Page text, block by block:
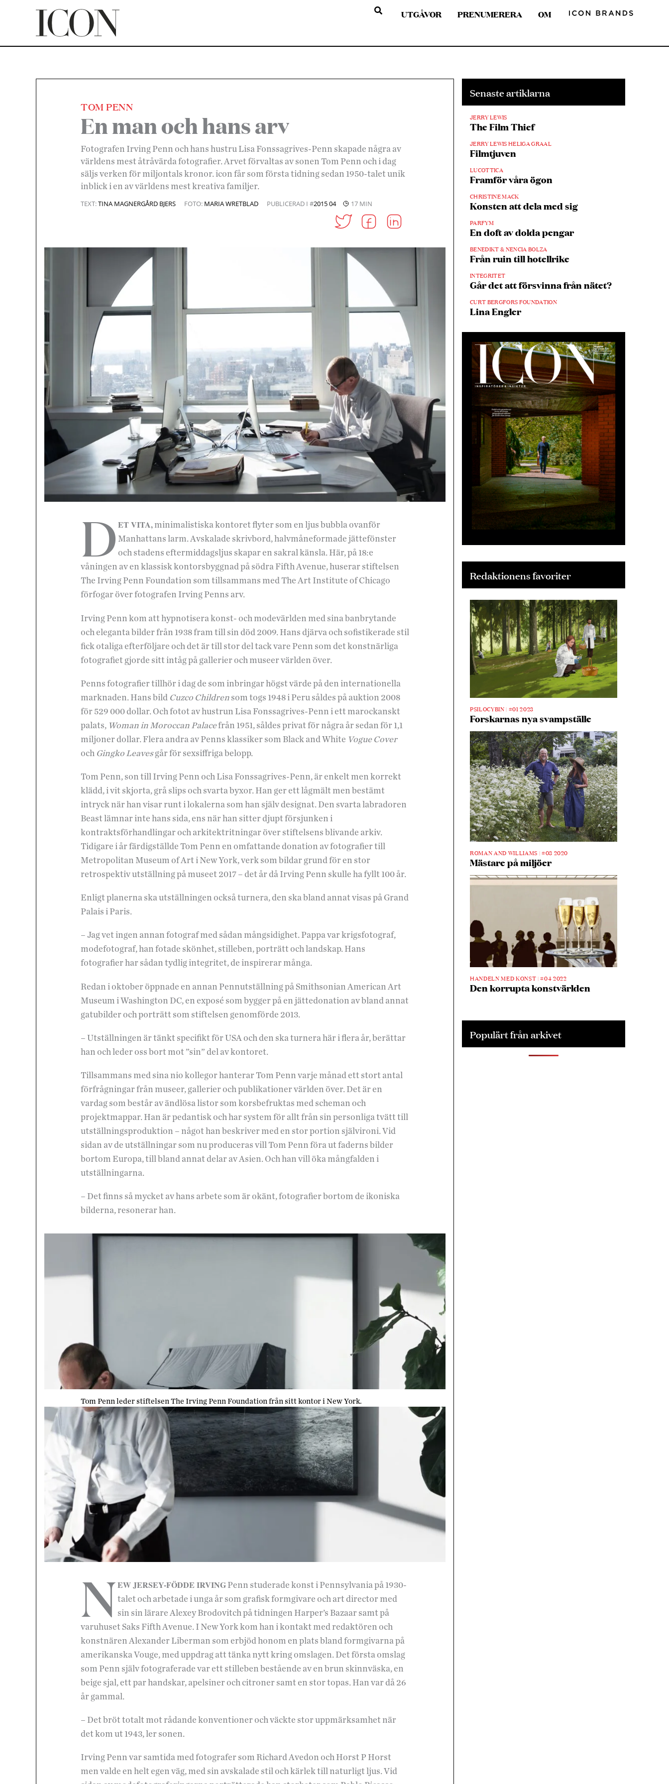
UTGÅVOR PRENUMERERA OM
TOM PENN
En man och hans arv
Fotografen Irving Penn och hans hustru Lisa Fonssagrives-Penn skapade några av
världens mest åtråvärda fotografier. Arvet förvaltas av sonen Tom Penn och i dag
säljs verken för miljontals kronor. icon får som första tidning sedan 1950-talet unik
inblick i en av världens mest kreativa familjer.
TEXT:TINA MAGNERGÅRD BJERS FOTO: MARIA WRETBLAD PUBLICERAD I #2015 04 17 MIN
D ET VITA, minimalistiska kontoret flyter som en ljus bubbla ovanför
Manhattans larm. Avskalade skrivbord, halvmåneformade jättefönster
och stadens eftermiddagsljus skapar en sakral känsla. Här, på 18:e
våningen av en klassisk kontorsbyggnad på södra Fifth Avenue, huserar stiftelsen
The Irving Penn Foundation som tillsammans med The Art Institute of Chicago
förfogar över fotografen Irving Penns arv.
Irving Penn kom att hypnotisera konst- och modevärlden med sina banbrytande
och eleganta bilder från 1938 fram till sin död 2009. Hans djärva och sofistikerade stil
fick otaliga efterföljare och det är till stor del tack vare Penn som det konstnärliga
fotografiet gjorde sitt intåg på gallerier och museer världen över.
Penns fotografier tillhör i dag de som inbringar högst värde på den internationella
marknaden. Hans bild Cuzco Children som togs 1948 i Peru såldes på auktion 2008
för 529 000 dollar. Och fotot av hustrun Lisa Fonssagrives-Penn i ett marockanskt
palats, Woman in Moroccan Palacefrån 1951, såldes privat för några år sedan för 1,1
miljoner dollar. Flera andra av Penns klassiker som Black and White Vogue Cover
och Gingko Leavesgår för sexsiffriga belopp.
Tom Penn, son till Irving Penn och Lisa Fonssagrives-Penn, är enkelt men korrekt
klädd, i vit skjorta, grå slips och svarta byxor. Han ger ett lågmält men bestämt
intryck när han visar runt i lokalerna som han själv designat. Den svarta labradoren
Beast lämnar inte hans sida, ens när han sitter djupt försjunken i
kontraktsförhandlingar och arkitektritningar över stiftelsens blivande arkiv.
Tidigare i år färdigställde Tom Penn en omfattande donation av fotografier till
Metropolitan Museum of Art i New York, verk som bildar grund för en stor
retrospektiv utställning på museet 2017 – det år då Irving Penn skulle ha fyllt 100 år.
Enligt planerna ska utställningen också turnera, den ska bland annat visas på Grand
Palais i Paris.
– Jag vet ingen annan fotograf med sådan mångsidighet. Pappa var krigsfotograf,
modefotograf, han fotade skönhet, stilleben, porträtt och landskap. Hans
fotografier har sådan tydlig integritet, de inspirerar många.
Redan i oktober öppnade en annan Pennutställning på Smithsonian American Art
Museum i Washington DC, en exposé som bygger på en jättedonation av bland annat
gatubilder och porträtt som stiftelsen genomförde 2013.
– Utställningen är tänkt specifikt för USA och den ska turnera här i flera år, berättar
han och leder oss bort mot ”sin” del av kontoret.
Tillsammans med sina nio kollegor hanterar Tom Penn varje månad ett stort antal
förfrågningar från museer, gallerier och publikationer världen över. Det är en
vardag som består av ändlösa listor som korsbefruktas med scheman och
projektmappar. Han är pedantisk och har system för allt från sin personliga tvätt till
utställningsproduktion – något han beskriver med en stor portion självironi. Vid
sidan av de utställningar som nu produceras vill Tom Penn föra ut faderns bilder
bortom Europa, till bland annat delar av Asien. Och han vill öka mångfalden i
utställningarna.
– Det finns så mycket av hans arbete som är okänt, fotografier bortom de ikoniska
bilderna, resonerar han.
Tom Penn leder stiftelsen The Irving Penn Foundation från sitt kontor i New York.
NEW JERSEY-FÖDDE IRVING Penn studerade konst i Pennsylvania på 1930-
talet och arbetade i unga år som grafisk formgivare och art director med
sin sin lärare Alexey Brodovitch på tidningen Harper’s Bazaar samt på
varuhuset Saks Fifth Avenue. I New York kom han i kontakt med redaktören och
konstnären Alexander Liberman som erbjöd honom en plats bland formgivarna på
amerikanska Vouge, med uppdrag att tänka nytt kring omslagen. Det första omslag
som Penn själv fotograferade var ett stilleben bestående av en brun skinnväska, en
beige sjal, ett par handskar, apelsiner och citroner samt en stor topas. Han var då 26
år gammal.
– Det bröt totalt mot rådande konventioner och väckte stor uppmärksamhet när
det kom ut 1943, ler sonen.
Irving Penn var samtida med fotografer som Richard Avedon och Horst P Horst
men valde en helt egen väg, med sin avskalade stil och kärlek till naturligt ljus. Vid
Senaste artiklarna
JERRY LEWIS
The Film Thief
JERRY LEWIS HELIGA GRAAL
Filmtjuven
LUCOTTICA
Framför våra ögon
CHRISTINE MACK
Konsten att dela med sig
PARFYM
En doft av dolda pengar
BENEDIKT & NENCIA BOLZA
Från ruin till hotellrike
INTEGRITET
Går det att försvinna från nätet?
CURT BERGFORS FOUNDATION
Lina Engler
Redaktionens favoriter
PSILOCYBIN | #01 2023
Forskarnas nya svampställe
ROMAN AND WILLIAMS |#03 2020
Mästare på miljöer
HANDELN MED KONST |#04 2022
Den korrupta konstvärlden
Populärt från arkivet